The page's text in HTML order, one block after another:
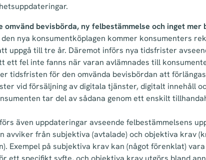
omvänd bevisbörda, ny felbestämmelse och inget
den nya konsumentköplagen kommer konsumenters
uppgå till tre år. Däremot införs nya tidsfrister
ett fel inte fanns när varan avlämnades till
tidsfristen för den omvända bevisbördan att
vid försäljning av digitala tjänster, digitalt innehåll
tar del av sådana genom ett enskilt
även uppdateringar avseende felbestämmelsens
avviker från subjektiva (avtalade) och objektiva krav
Exempel på subjektiva krav kan (något förenklat)